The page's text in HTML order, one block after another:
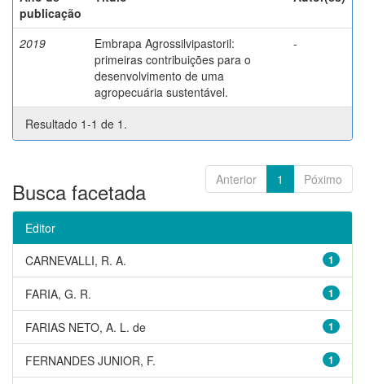
publicação
2019
Embrapa Agrossilvipastoril:
primeiras contribuições para o
desenvolvimento de uma
agropecuária sustentável.
-
Resultado 1-1 de 1.
Anterior 1 Póximo
Busca facetada
Editor
1
CARNEVALLI, R. A.
1
FARIA, G. R.
1
FARIAS NETO, A. L. de
1
FERNANDES JUNIOR, F.